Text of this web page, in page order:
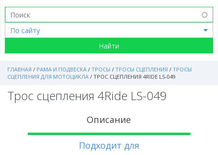
ГЛАВНАЯ / РАМА И ПОДВЕСКА / ТРОСЫ / ТРОСЫ СЦЕПЛЕНИЯ / ТРОСЫ
СЦЕПЛЕНИЯ ДЛЯ МОТОЦИКЛА / ТРОС СЦЕПЛЕНИЯ 4RIDE LS-049
Трос сцепления 4Ride LS-049
Описание
Подходит для